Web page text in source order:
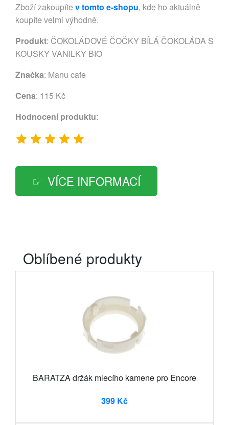
Zboží zakoupíte v tomto e-shopu, kde ho aktuálně
koupíte velmi výhodně.
Produkt: ČOKOLÁDOVÉ ČOČKY BÍLÁ ČOKOLÁDA S
KOUSKY VANILKY BIO
Značka: Manu cafe
Cena: 115 Kč
Hodnocení produktu:
VÍCE INFORMACÍ
Oblíbené produkty
BARATZA držák mlecího kamene pro Encore
399 Kč